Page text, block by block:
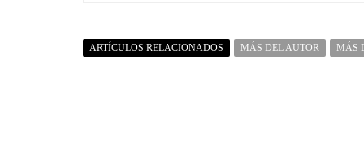
ARTÍCULOS RELACIONADOS MÁS DEL AUTOR MÁS